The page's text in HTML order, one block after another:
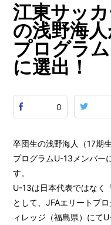
江東サッ
の浅野海
プログラ
に選出！
0
卒団生の浅野海人（17期
プログラムU-13メンバー
す。
U-13は日本代表ではなく
として、JFAエリートプ
ィレッジ（福島県）にて